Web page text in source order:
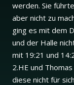
werden. Sie
aber nicht zu
ging es mit dem
und der Halle
mit 19:21 und
2.HE und
diese nicht für